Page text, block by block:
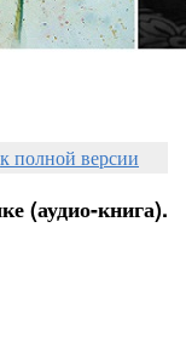
к полной версии
(аудио-книга).